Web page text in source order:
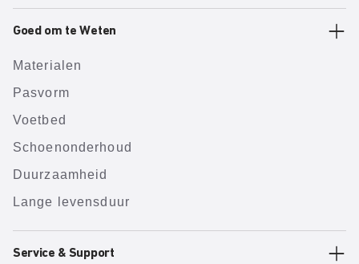
Goed om te Weten
Materialen
Pasvorm
Voetbed
Schoenonderhoud
Duurzaamheid
Lange levensduur
Service & Support